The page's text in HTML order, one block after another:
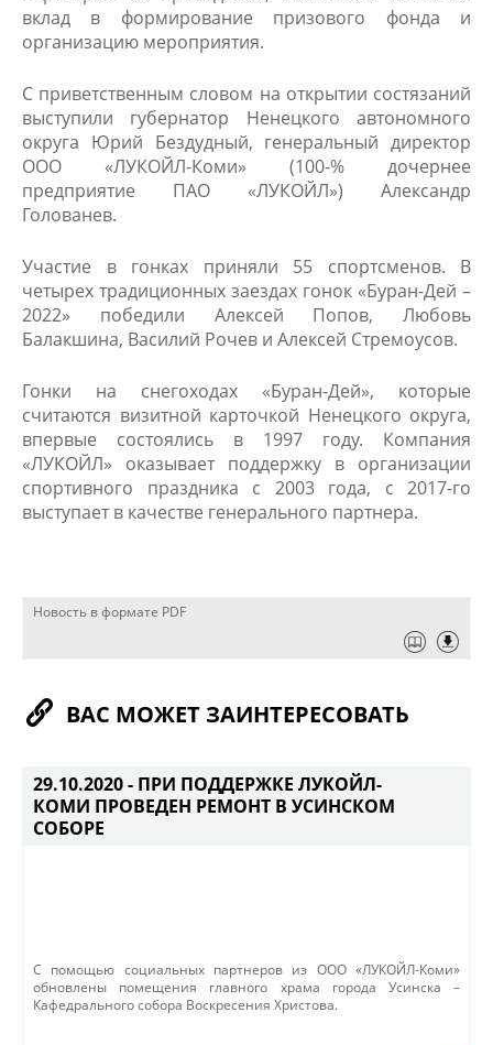
вклад в формирование призового фонда и
организацию мероприятия.
С приветственным словом на открытии состязаний
выступили губернатор Ненецкого автономного
округа Юрий Бездудный, генеральный директор
ООО «ЛУКОЙЛ-Коми» (100-% дочернее
предприятие ПАО «ЛУКОЙЛ») Александр
Голованев.
Участие в гонках приняли 55 спортсменов. В
четырех традиционных заездах гонок «Буран-Дей –
2022» победили Алексей Попов, Любовь
Балакшина, Василий Рочев и Алексей Стремоусов.
Гонки на снегоходах «Буран-Дей», которые
считаются визитной карточкой Ненецкого округа,
впервые состоялись в 1997 году. Компания
«ЛУКОЙЛ» оказывает поддержку в организации
спортивного праздника с 2003 года, с 2017-го
выступает в качестве генерального партнера. ​
Новость в формате PDF
ВАС МОЖЕТ ЗАИНТЕРЕСОВАТЬ
29.10.2020 - ПРИ ПОДДЕРЖКЕ ЛУКОЙЛ-
КОМИ ПРОВЕДЕН РЕМОНТ В УСИНСКОМ
СОБОРЕ
С помощью социальных партнеров из ООО «ЛУКОЙЛ-Коми»
обновлены помещения главного храма города Усинска –
Кафедрального собора Воскресения Христова.